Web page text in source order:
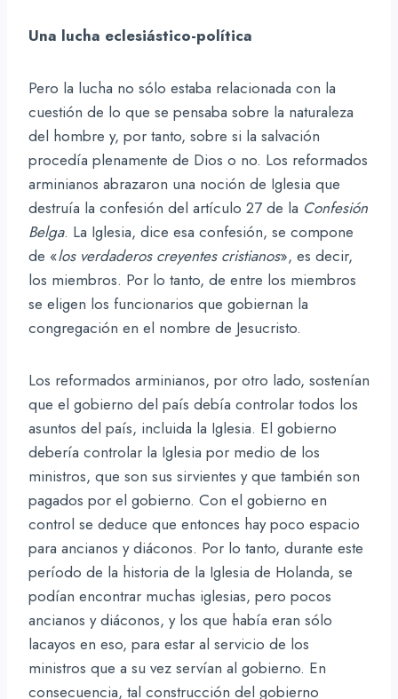
Una lucha eclesiástico-política
Pero la lucha no sólo estaba relacionada con la
cuestión de lo que se pensaba sobre la naturaleza
del hombre y, por tanto, sobre si la salvación
procedía plenamente de Dios o no. Los reformados
arminianos abrazaron una noción de Iglesia que
destruía la confesión del artículo 27 de la Confesión
Belga. La Iglesia, dice esa confesión, se compone
de «los verdaderos creyentes cristianos», es decir,
los miembros. Por lo tanto, de entre los miembros
se eligen los funcionarios que gobiernan la
congregación en el nombre de Jesucristo.
Los reformados arminianos, por otro lado, sostenían
que el gobierno del país debía controlar todos los
asuntos del país, incluida la Iglesia. El gobierno
debería controlar la Iglesia por medio de los
ministros, que son sus sirvientes y que también son
pagados por el gobierno. Con el gobierno en
control se deduce que entonces hay poco espacio
para ancianos y diáconos. Por lo tanto, durante este
período de la historia de la Iglesia de Holanda, se
podían encontrar muchas iglesias, pero pocos
ancianos y diáconos, y los que había eran sólo
lacayos en eso, para estar al servicio de los
ministros que a su vez servían al gobierno. En
consecuencia, tal construcción del gobierno